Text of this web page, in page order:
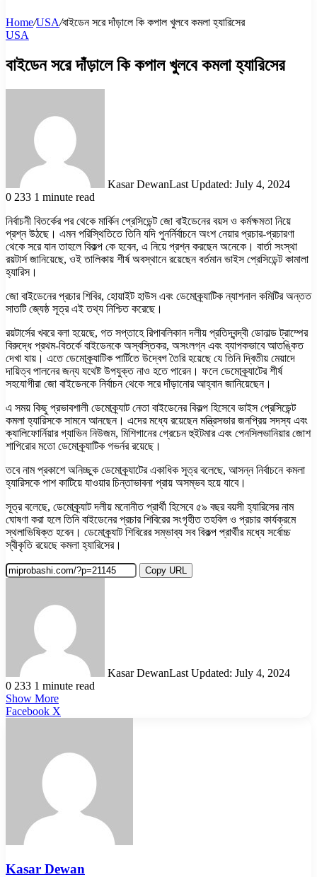
Home/USA/বাইডেন সরে দাঁড়ালে কি কপাল খুলবে কমলা হ্যারিসের
USA
বাইডেন সরে দাঁড়ালে কি কপাল খুলবে কমলা হ্যারিসের
Kasar DewanLast Updated: July 4, 2024
0 233 1 minute read
নির্বাচনী বিতর্কের পর থেকে মার্কিন প্রেসিডেন্ট জো বাইডেনের বয়স ও কর্মক্ষমতা নিয়ে
প্রশ্ন উঠছে। এমন পরিস্থিতিতে তিনি যদি পুনর্নির্বাচনে অংশ নেয়ার প্রচার-প্রচারণা
থেকে সরে যান তাহলে বিকল্প কে হবেন, এ নিয়ে প্রশ্ন করছেন অনেকে। বার্তা সংস্থা
রয়টার্স জানিয়েছে, ওই তালিকায় শীর্ষ অবস্থানে রয়েছেন বর্তমান ভাইস প্রেসিডেন্ট কামালা
হ্যারিস।
জো বাইডেনের প্রচার শিবির, হোয়াইট হাউস এবং ডেমোক্র্যাটিক ন্যাশনাল কমিটির অন্তত
সাতটি জ্যেষ্ঠ সূত্র এই তথ্য নিশ্চিত করেছে।
রয়টার্সের খবরে বলা হয়েছে, গত সপ্তাহে রিপাবলিকান দলীয় প্রতিদ্বন্দ্বী ডোনাল্ড ট্রাম্পের
বিরুদ্ধে প্রথম-বিতর্কে বাইডেনকে অস্বস্তিকর, অসংলগ্ন এবং ব্যাপকভাবে আতঙ্কিত
দেখা যায়। এতে ডেমোক্র্যাটিক পার্টিতে উদ্বেগ তৈরি হয়েছে যে তিনি দ্বিতীয় মেয়াদে
দায়িত্ব পালনের জন্য যথেষ্ট উপযুক্ত নাও হতে পারেন। ফলে ডেমোক্র্যাটের শীর্ষ
সহযোগীরা জো বাইডেনকে নির্বাচন থেকে সরে দাঁড়ানোর আহ্বান জানিয়েছেন।
এ সময় কিছু প্রভাবশালী ডেমোক্র্যাট নেতা বাইডেনের বিকল্প হিসেবে ভাইস প্রেসিডেন্ট
কমলা হ্যারিসকে সামনে আনছেন। এদের মধ্যে রয়েছেন মন্ত্রিসভার জনপ্রিয় সদস্য এবং
ক্যালিফোর্নিয়ার গ্যাভিন নিউজম, মিশিগানের গ্রেচেন হুইটমার এবং পেনসিলভানিয়ার জোশ
শাপিরোর মতো ডেমোক্র্যাটিক গভর্নর রয়েছে।
তবে নাম প্রকাশে অনিচ্ছুক ডেমোক্র্যাটের একাধিক সূত্র বলেছে, আসন্ন নির্বাচনে কমলা
হ্যারিসকে পাশ কাটিয়ে যাওয়ার চিন্তাভাবনা প্রায় অসম্ভব হয়ে যাবে।
সূত্র বলেছে, ডেমোক্র্যাট দলীয় মনোনীত প্রার্থী হিসেবে ৫৯ বছর বয়সী হ্যারিসের নাম
ঘোষণা করা হলে তিনি বাইডেনের প্রচার শিবিরের সংগৃহীত তহবিল ও প্রচার কার্যক্রমে
স্থলাভিষিক্ত হবেন। ডেমোক্র্যাট শিবিরের সম্ভাব্য সব বিকল্প প্রার্থীর মধ্যে সর্বোচ্চ
স্বীকৃতি রয়েছে কমলা হ্যারিসের।
Copy URL
Kasar DewanLast Updated: July 4, 2024
0 233 1 minute read
Show More
Facebook X
Kasar Dewan